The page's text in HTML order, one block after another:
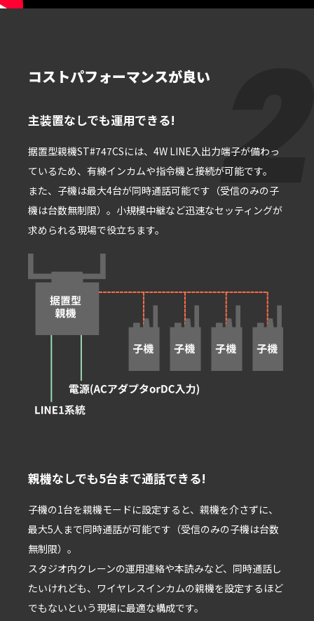
コストパフォーマンスが良い
主装置なしでも運⽤できる!
据置型親機ST#747CSには、4W LINE⼊出⼒端⼦が備わっ
ているため、有線インカムや指令機と接続が可能です。
また、⼦機は最⼤4台が同時通話可能です（受信のみの⼦
機は台数無制限）。⼩規模中継など迅速なセッティングが
求められる現場で役⽴ちます。
親機なしでも5台まで通話できる!
⼦機の1台を親機モードに設定すると、親機を介さずに、
最⼤5⼈まで同時通話が可能です（受信のみの⼦機は台数
無制限）。
スタジオ内クレーンの運⽤連絡や本読みなど、同時通話し
たいけれども、ワイヤレスインカムの親機を設定するほど
でもないという現場に最適な構成です。